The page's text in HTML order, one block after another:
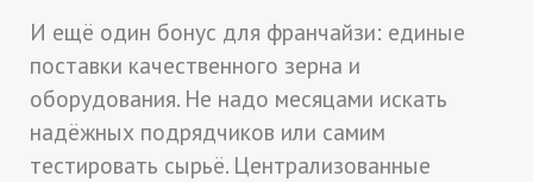
И ещё один бонус для франчайзи: единые
поставки качественного зерна и
оборудования. Не надо месяцами искать
надёжных подрядчиков или самим
тестировать сырьё. Централизованные